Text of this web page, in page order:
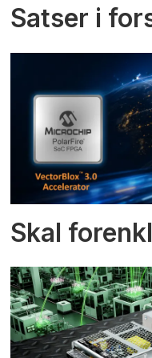
Satser i
Skal